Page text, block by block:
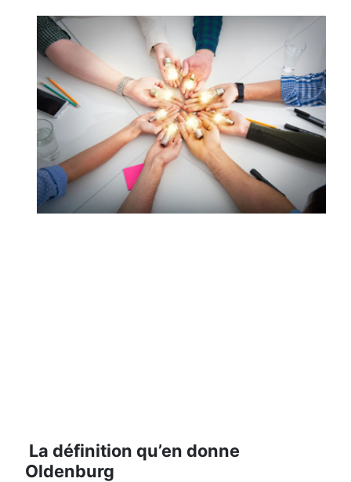
La définition qu’en donne
Oldenburg